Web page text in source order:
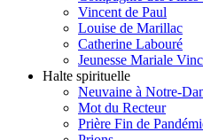
Vincent de Paul
Louise de Marillac
Catherine Labouré
Jeunesse Mariale
Halte spirituelle
Neuvaine à Notre-
Mot du Recteur
Prière Fin de